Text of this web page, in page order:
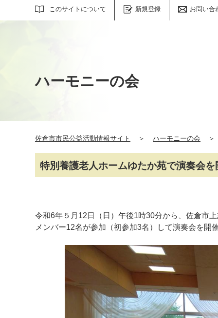
このサイトについて 新規登録 お問い合
サイト内検索
ハーモニーの会
佐倉市市民公益活動情報サイト ＞ ハーモニーの会 ＞
特別養護老人ホームゆたか苑で演奏会
令和6年５月12日（日）午後1時30分から、 佐倉市
メンバー12名が参加（初参加3名）して演奏会を開